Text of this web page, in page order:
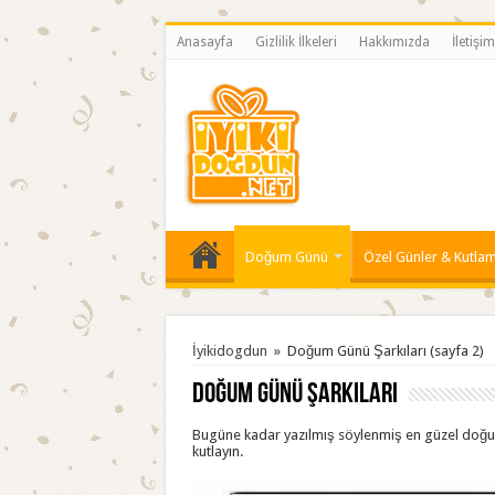
Anasayfa Gizlilik İlkeleri Hakkımızda İletişim
Doğum Günü Özel Günler &
İyikidogdun » Doğum Günü Şarkıları (sayfa 2)
Doğum Günü Şarkıları
Bugüne kadar yazılmış söylenmiş en güzel
kutlayın.